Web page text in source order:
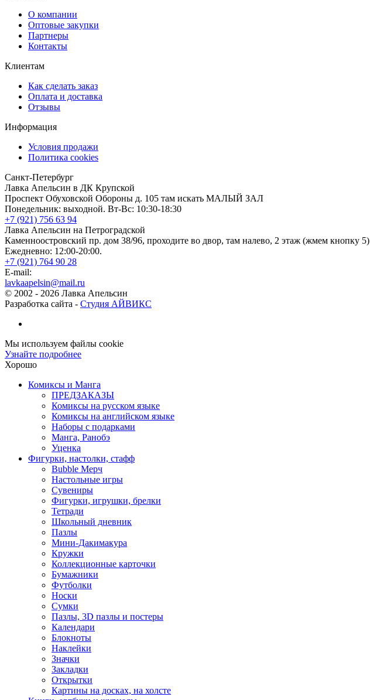
О компании
Оптовые закупки
Партнеры
Контакты
Клиентам
Как сделать заказ
Оплата и доставка
Отзывы
Информация
Условия продажи
Политика cookies
Санкт-Петербург
Лавка Апельсин в ДК Крупской
Проспект Обуховской Обороны д. 105 там искать МАЛЫЙ ЗАЛ
Понедельник: выходной. Вт-Вс: 10:30-18:30
+7 (921) 756 63 94
Лавка Апельсин на Петроградской
Каменноостровский пр. дом 38/96, проходите во двор, там налево, 2 этаж (жмем кнопку 5)
Ежедневно: 12:00-20:00.
+7 (921) 764 90 28
E-mail:
lavkaapelsin@mail.ru
© 2002 - 2026 Лавка Апельсин
Разработка сайта - Студия АЙВИКС
Мы используем файлы cookie
Узнайте подробнее
Хорошо
Комиксы и Манга
ПРЕДЗАКАЗЫ
Комиксы на русском языке
Комиксы на английском языке
Наборы с подарками
Манга, Ранобэ
Уценка
Фигурки, настолки, стафф
Bubble Мерч
Настольные игры
Сувениры
Фигурки, игрушки, брелки
Тетради
Школьный дневник
Пазлы
Мини-Дакимакура
Кружки
Коллекционные карточки
Бумажники
Футболки
Носки
Сумки
Пазлы, 3D пазлы и постеры
Календари
Блокноты
Наклейки
Значки
Закладки
Открытки
Картины на досках, на холсте